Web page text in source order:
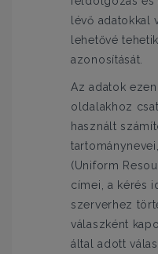
lévő adatokkal
lehetővé
azonosítását.
Az adatok
oldalakhoz
használt
(Uniform
címei, a kérés
szerverhez
válaszként
által adott